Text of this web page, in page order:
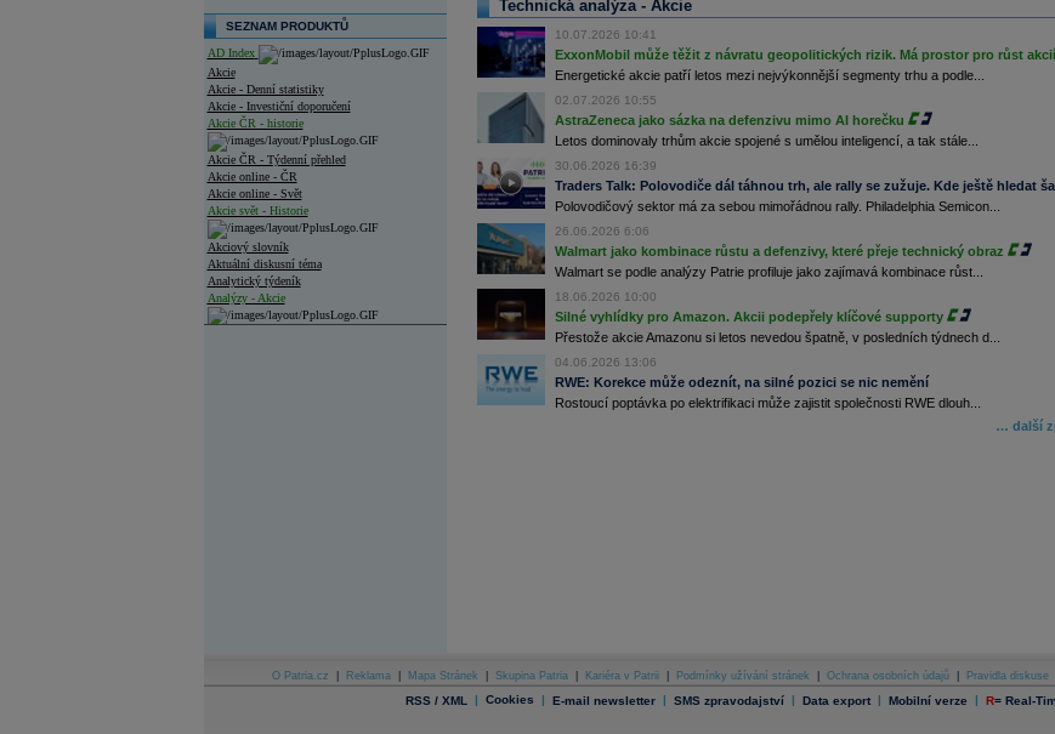
SEZNAM PRODUKTŮ
AD Index
Akcie
Akcie - Denní statistiky
Akcie - Investiční doporučení
Akcie ČR - historie
Akcie ČR - Týdenní přehled
Akcie online - ČR
Akcie online - Svět
Akcie svět - Historie
Akciový slovník
Aktuální diskusní téma
Analytický týdeník
Analýzy - Akcie
Archiv - Měsíční makroekonomické přehledy
Technická analýza - Akcie
10.07.2026 10:41
ExxonMobil může těžit z návratu geopolitických rizik. Má prostor pro růst akcií
Energetické akcie patří letos mezi nejvýkonnější segmenty trhu a podle...
02.07.2026 10:55
AstraZeneca jako sázka na defenzivu mimo AI horečku
Letos dominovaly trhům akcie spojené s umělou inteligencí, a tak stále...
30.06.2026 16:39
Traders Talk: Polovodiče dál táhnou trh, ale rally se zužuje. Kde ještě hledat
Polovodičový sektor má za sebou mimořádnou rally. Philadelphia Semicon...
26.06.2026 6:06
Walmart jako kombinace růstu a defenzivy, které přeje technický obraz
Walmart se podle analýzy Patrie profiluje jako zajímavá kombinace růst...
18.06.2026 10:00
Silné vyhlídky pro Amazon. Akcii podepřely klíčové supporty
Přestože akcie Amazonu si letos nevedou špatně, v posledních týdnech d...
04.06.2026 13:06
RWE: Korekce může odeznít, na silné pozici se nic nemění
Rostoucí poptávka po elektrifikaci může zajistit společnosti RWE dlouh...
… další
O Patria.cz Reklama Mapa Stránek Skupina Patria Kariéra v Patrii Podmínky užívání stránek Ochrana osobních údajů Pravidla diskuse
RSS / XML | Cookies | E-mail newsletter | SMS zpravodajství | Data export | Mobilní verze | R= Real-